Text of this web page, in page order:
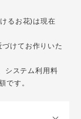
るお花)は現在
けてお作りいた
システム利用料
です。